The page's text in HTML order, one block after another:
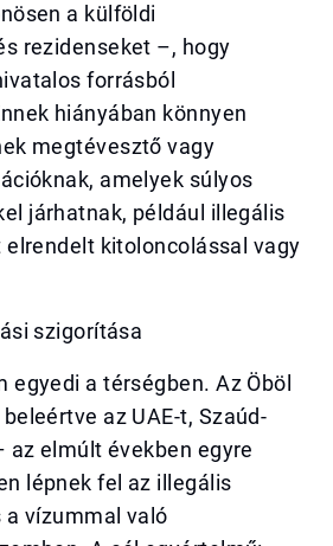
a külföldi
rezidenseket –, hogy
forrásból
hiányában könnyen
megtévesztő vagy
amelyek súlyos
járhatnak, például illegális
kitoloncolással vagy
szigorítása
egyedi a térségben. Az Öböl
az UAE-t, Szaúd-
az elmúlt években egyre
lépnek fel az illegális
vízummal való